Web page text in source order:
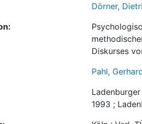
Dörner,
Diskurses
Pahl,
1993 ;